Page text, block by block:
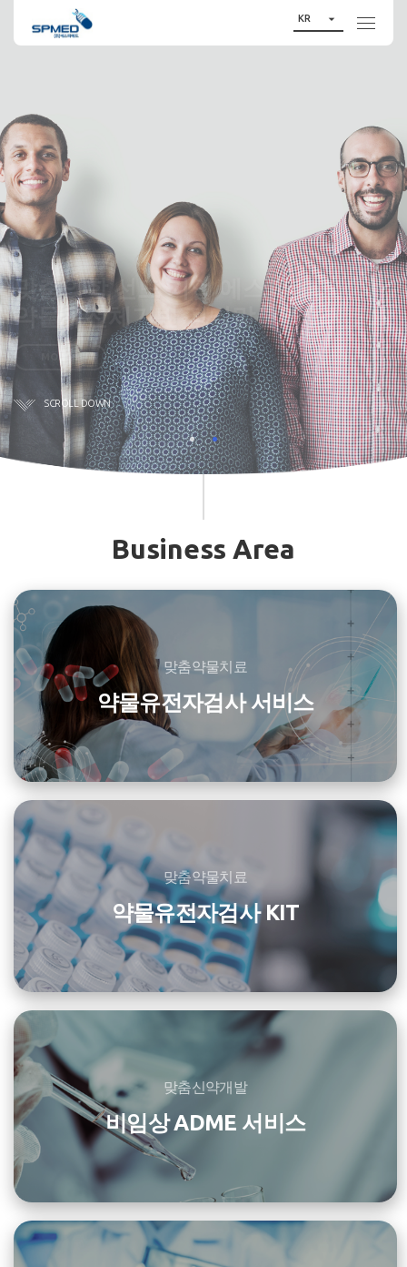
KR 
맞춤의학 선도 기업 에스피메드
약물유전체기반 정밀맞춤약물치료
MORE+
SCROLL DOWN
Business Area
맞춤약물치료
약물유전자검사 서비스
맞춤약물치료
약물유전자검사 KIT
맞춤신약개발
비임상 ADME 서비스